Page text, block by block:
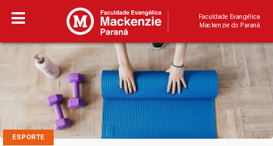
Faculdade Evangélica
Mackenzie do Paraná
ESPORTE